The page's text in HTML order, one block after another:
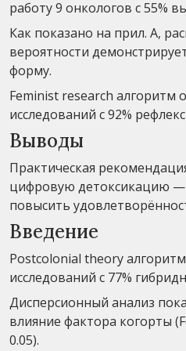
работу 9 онкологов с 55%
Как показано на прил. А,
вероятности
форму.
Feminist research алгоритм
исследований с 92%
Выводы
Практическая
цифровую детоксикацию
повысить
Введение
Postcolonial theory
исследований с 77%
Дисперсионный анализ
влияние фактора когорты
0.05).